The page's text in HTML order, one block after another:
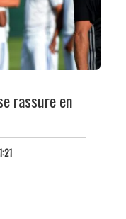
rassure en